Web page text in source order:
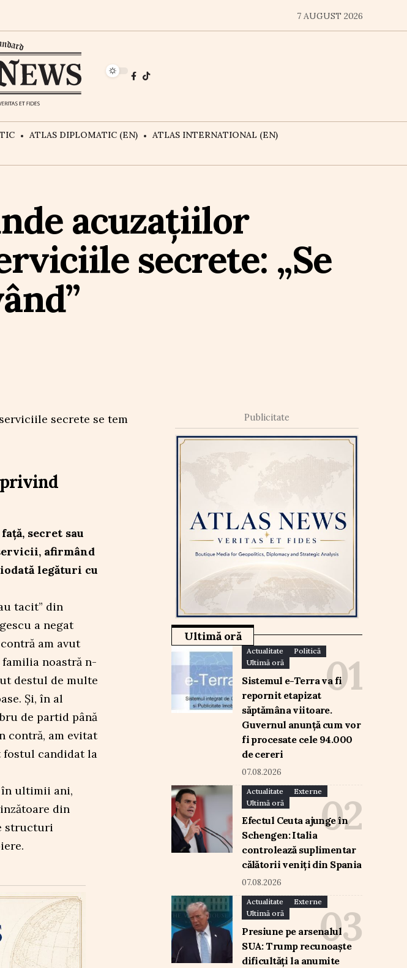
7 AUGUST 2026
ATLAS DIPLOMATIC (EN)
ATLAS INTERNATIONAL (EN)
acuzațiilor
secrete: „Se
privind
secret sau
afirmând
legături cu
tacit” din
a negat
am avut
noastră n-
destul de multe
Și, în al
de partid până
contră, am evitat
fostul candidat la
ultimii ani,
din
structuri
Publicitate
Ultimă oră
Actualitate
Politică
Ultimă oră
Sistemul e-Terra va fi
repornit etapizat
săptămâna viitoare.
Guvernul anunță cum vor
fi procesate cele 94.000
de cereri
07.08.2026
Actualitate
Externe
Ultimă oră
Efectul Ceuta ajunge în
Schengen: Italia
controlează suplimentar
călătorii veniți din Spania
07.08.2026
Actualitate
Externe
Ultimă oră
Presiune pe arsenalul
SUA: Trump recunoaște
dificultăți la anumite